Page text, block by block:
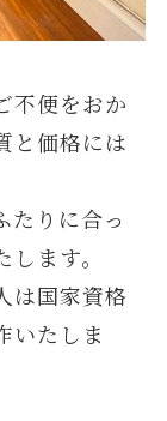
不便をおか
と価格には
たりに合っ
ます。
は国家資格
いたしま